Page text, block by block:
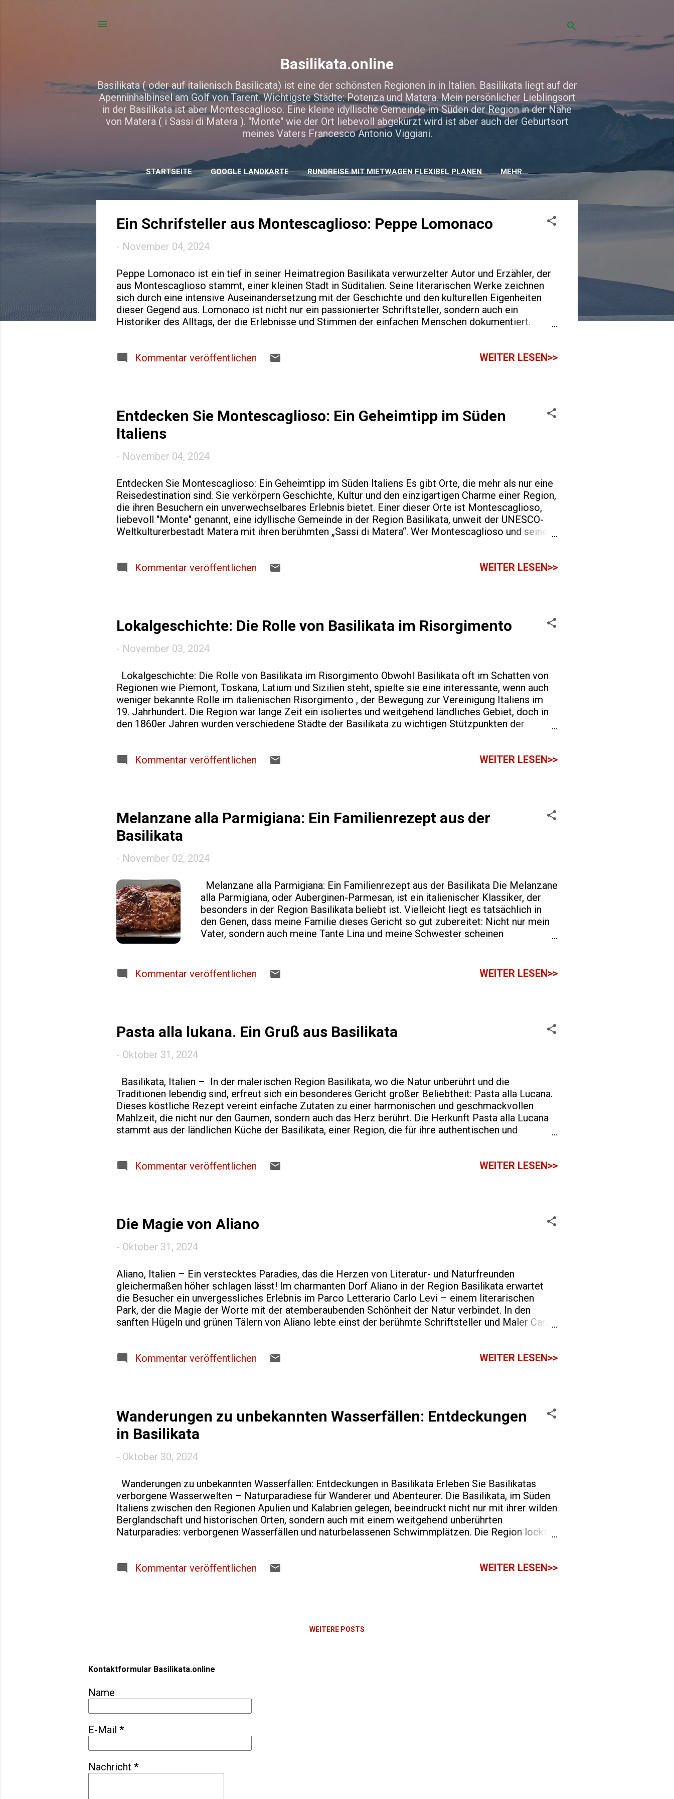
Basilikata.online
Basilikata ( oder auf italienisch Basilicata) ist eine der schönsten Regionen in in Italien. Basilikata liegt auf der
Apenninhalbinsel am Golf von Tarent. Wichtigste Städte: Potenza und Matera. Mein persönlicher Lieblingsort
in der Basilikata ist aber Montescaglioso. Eine kleine idyllische Gemeinde im Süden der Region in der Nähe
von Matera ( i Sassi di Matera ). "Monte" wie der Ort liebevoll abgekürzt wird ist aber auch der Geburtsort
meines Vaters Francesco Antonio Viggiani.
STARTSEITE GOOGLE LANDKARTE RUNDREISE MIT MIETWAGEN FLEXIBEL PLANEN MEHR…
Ein Schrifsteller aus Montescaglioso: Peppe Lomonaco
- November 04, 2024
Peppe Lomonaco ist ein tief in seiner Heimatregion Basilikata verwurzelter Autor und Erzähler, der
aus Montescaglioso stammt, einer kleinen Stadt in Süditalien. Seine literarischen Werke zeichnen
sich durch eine intensive Auseinandersetzung mit der Geschichte und den kulturellen Eigenheiten
dieser Gegend aus. Lomonaco ist nicht nur ein passionierter Schriftsteller, sondern auch ein
Historiker des Alltags, der die Erlebnisse und Stimmen der einfachen Menschen dokumentiert.
einer Umgebung auf, die von bäuerlicher Arbeit und den sozialen Strukturen einer italienischen
Kommentar veröffentlichen WEITER LESEN>>
Entdecken Sie Montescaglioso: Ein Geheimtipp im Süden
Italiens
- November 04, 2024
Entdecken Sie Montescaglioso: Ein Geheimtipp im Süden Italiens Es gibt Orte, die mehr als nur eine
Reisedestination sind. Sie verkörpern Geschichte, Kultur und den einzigartigen Charme einer Region,
die ihren Besuchern ein unverwechselbares Erlebnis bietet. Einer dieser Orte ist Montescaglioso,
liebevoll "Monte" genannt, eine idyllische Gemeinde in der Region Basilikata, unweit der UNESCO-
Weltkulturerbestadt Matera mit ihren berühmten „Sassi di Matera“. Wer Montescaglioso und seine
liebevoll von mir gestaltet, möchte die Leser mit auf eine Reise durch Vergangenheit und Gegenwart
Kommentar veröffentlichen WEITER LESEN>>
Lokalgeschichte: Die Rolle von Basilikata im Risorgimento
- November 03, 2024
Lokalgeschichte: Die Rolle von Basilikata im Risorgimento Obwohl Basilikata oft im Schatten von
Regionen wie Piemont, Toskana, Latium und Sizilien steht, spielte sie eine interessante, wenn auch
weniger bekannte Rolle im italienischen Risorgimento , der Bewegung zur Vereinigung Italiens im
19. Jahrhundert. Die Region war lange Zeit ein isoliertes und weitgehend ländliches Gebiet, doch in
den 1860er Jahren wurden verschiedene Städte der Basilikata zu wichtigen Stützpunkten der
Monarchie auflehnte. Crocco führte eine große Bande von Briganten an, die für ihre Guerillataktiken
Kommentar veröffentlichen WEITER LESEN>>
Melanzane alla Parmigiana: Ein Familienrezept aus der
Basilikata
- November 02, 2024
Melanzane alla Parmigiana: Ein Familienrezept aus der Basilikata Die Melanzane
alla Parmigiana, oder Auberginen-Parmesan, ist ein italienischer Klassiker, der
besonders in der Region Basilikata beliebt ist. Vielleicht liegt es tatsächlich in
den Genen, dass meine Familie dieses Gericht so gut zubereitet: Nicht nur mein
Vater, sondern auch meine Tante Lina und meine Schwester scheinen
Parmigiana ist eines der bekanntesten und beliebtesten – fast ein
Nationalgericht in der Region. Ursprünge der Melanzane alla Parmigiana Obwohl
unterscheiden sich leicht je nach Region und Familie, aber das Grundrezept b...
Kommentar veröffentlichen WEITER LESEN>>
Pasta alla lukana. Ein Gruß aus Basilikata
- Oktober 31, 2024
Basilikata, Italien – In der malerischen Region Basilikata, wo die Natur unberührt und die
Traditionen lebendig sind, erfreut sich ein besonderes Gericht großer Beliebtheit: Pasta alla Lucana.
Dieses köstliche Rezept vereint einfache Zutaten zu einer harmonischen und geschmackvollen
Mahlzeit, die nicht nur den Gaumen, sondern auch das Herz berührt. Die Herkunft Pasta alla Lucana
stammt aus der ländlichen Küche der Basilikata, einer Region, die für ihre authentischen und
geprägt, was die Natur hergab, und so finden sich in diesem Gericht Zutaten, die in den umliegenden
Kommentar veröffentlichen WEITER LESEN>>
Die Magie von Aliano
- Oktober 31, 2024
Aliano, Italien – Ein verstecktes Paradies, das die Herzen von Literatur- und Naturfreunden
gleichermaßen höher schlagen lässt! Im charmanten Dorf Aliano in der Region Basilikata erwartet
die Besucher ein unvergessliches Erlebnis im Parco Letterario Carlo Levi – einem literarischen
Park, der die Magie der Worte mit der atemberaubenden Schönheit der Natur verbindet. In den
sanften Hügeln und grünen Tälern von Aliano lebte einst der berühmte Schriftsteller und Maler Carlo
seines Erbes gegründet wurde, ist ein lebendiges Zeugnis seiner Zeit und seiner künstlerischen
Kommentar veröffentlichen WEITER LESEN>>
Wanderungen zu unbekannten Wasserfällen: Entdeckungen
in Basilikata
- Oktober 30, 2024
Wanderungen zu unbekannten Wasserfällen: Entdeckungen in Basilikata Erleben Sie Basilikatas
verborgene Wasserwelten – Naturparadiese für Wanderer und Abenteurer. Die Basilikata, im Süden
Italiens zwischen den Regionen Apulien und Kalabrien gelegen, beeindruckt nicht nur mit ihrer wilden
Berglandschaft und historischen Orten, sondern auch mit einem weitgehend unberührten
Naturparadies: verborgenen Wasserfällen und naturbelassenen Schwimmplätzen. Die Region lockt
auch die Möglichkeit, in klarem Quellwasser zu schwimmen und die Ruhe der Natur zu genießen. Die
Kommentar veröffentlichen WEITER LESEN>>
WEITERE POSTS
Kontaktformular Basilikata.online
Name
E-Mail *
Nachricht *